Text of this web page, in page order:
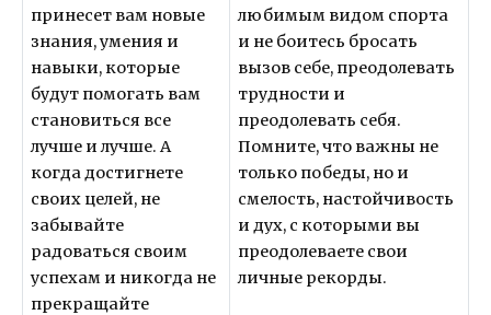
принесет вам новые
знания, умения и
навыки, которые
будут помогать вам
становиться все
лучше и лучше. А
когда достигнете
своих целей, не
забывайте
радоваться своим
успехам и никогда не
прекращайте
любимым видом спорта
и не боитесь бросать
вызов себе, преодолевать
трудности и
преодолевать себя.
Помните, что важны не
только победы, но и
смелость, настойчивость
и дух, с которыми вы
преодолеваете свои
личные рекорды.